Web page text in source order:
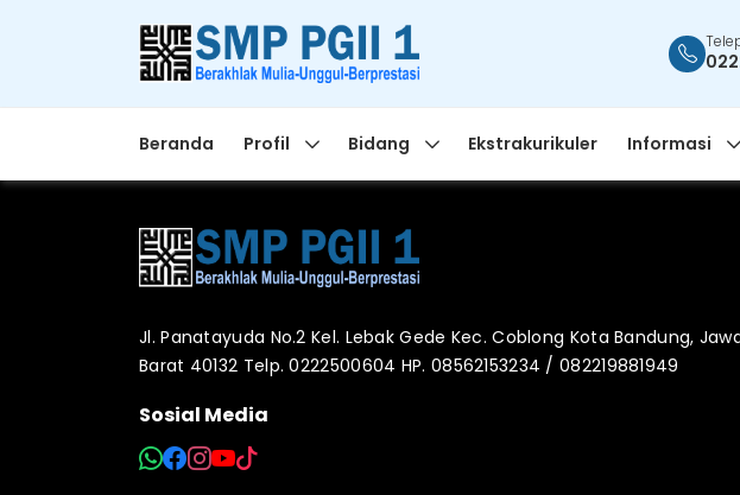
Beranda Profil Bidang Ekstrakurikuler Informasi
Jl. Panatayuda No.2 Kel. Lebak Gede Kec. Coblong Kota Bandung,
Barat 40132 Telp. 0222500604 HP. 08562153234 / 082219881949
Sosial Media